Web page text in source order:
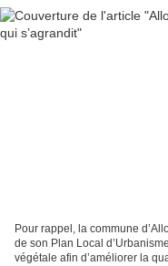
Pour rappel, la commune
de son Plan Local
végétale afin d’améliorer la